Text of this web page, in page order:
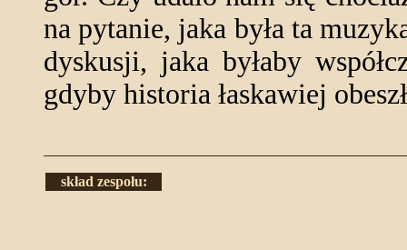
na pytanie, jaka była ta
dyskusji, jaka byłaby
gdyby historia łaskawiej
skład zespołu: